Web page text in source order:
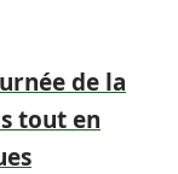
de la
tout en